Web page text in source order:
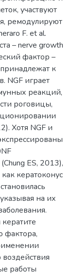
участвуют
ремодулируют
F. et al.
– nerve growth
фактор –
к
NGF играет
реакций,
роговицы,
Хотя NGF и
ES, 2013),
кератоконус
на их
фактора,
работы